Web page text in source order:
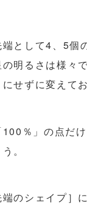
として4、5個
明るさは様々
せずに変えてお
100％」の点だ
。
のシェイプ］